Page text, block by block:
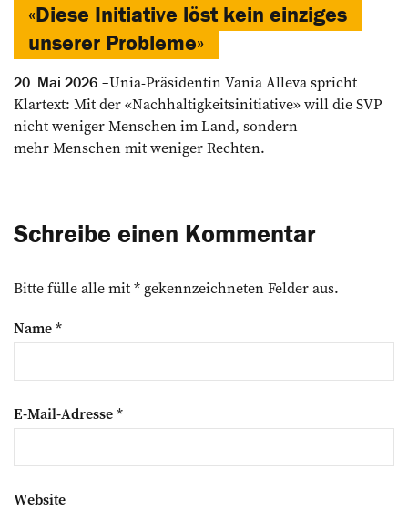
«Diese Initiative löst kein einziges
unserer Probleme»
20. Mai 2026
Unia-Präsidentin Vania Alleva spricht
Klartext: Mit der «Nachhaltigkeitsinitiative» will die SVP
nicht weniger Menschen im Land, sondern
mehr Menschen mit weniger Rechten.
Schreibe einen Kommentar
Bitte fülle alle mit * gekennzeichneten Felder aus.
Name*
E-Mail-Adresse*
Website